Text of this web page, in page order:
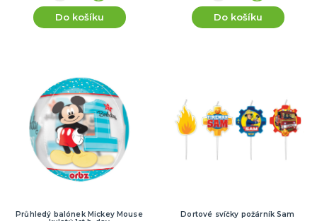
Do košíku Do košíku
Průhledý balónek Mickey Mouse
Dortové svíčky požárník Sam